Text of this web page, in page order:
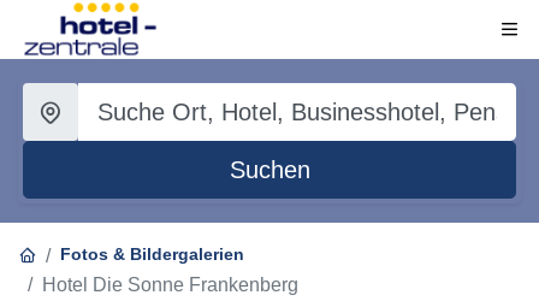
Suchen
Fotos & Bildergalerien
Hotel Die Sonne Frankenberg